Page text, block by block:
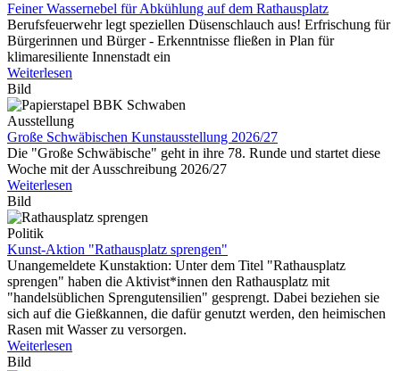
Feiner Wassernebel für Abkühlung auf dem Rathausplatz
Berufsfeuerwehr legt speziellen Düsenschlauch aus! Erfrischung für
Bürgerinnen und Bürger - Erkenntnisse fließen in Plan für
klimaresiliente Innenstadt ein
Weiterlesen
Bild
Ausstellung
Große Schwäbischen Kunstausstellung 2026/27
Die "Große Schwäbische" geht in ihre 78. Runde und startet diese
Woche mit der Ausschreibung 2026/27
Weiterlesen
Bild
Politik
Kunst-Aktion "Rathausplatz sprengen"
Unangemeldete Kunstaktion: Unter dem Titel "Rathausplatz
sprengen" haben die Aktivist*innen den Rathausplatz mit
"handelsüblichen Sprengutensilien" gesprengt. Dabei beziehen sie
sich auf die Gießkannen, die dafür genutzt werden, den heimischen
Rasen mit Wasser zu versorgen.
Weiterlesen
Bild